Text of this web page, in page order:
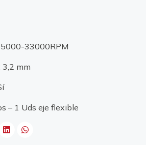
5000-33000RPM
3,2 mm
– 1 Uds eje flexible